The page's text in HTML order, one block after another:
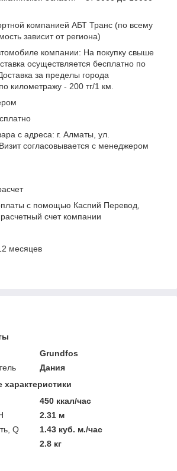
компанией АБТ Транс (по всему
зависит от региона)
компании: На покупку свыше
осуществляется бесплатно по
за пределы города
километражу - 200 тг/1 км.
с адреса: г. Алматы, ул.
согласовывается с менеджером
с помощью Каспий Перевод,
счет компании
месяцев
Grundfos
Дания
характеристики
450 ккал/час
2.31 м
Q
1.43 куб. м./час
2.8 кг